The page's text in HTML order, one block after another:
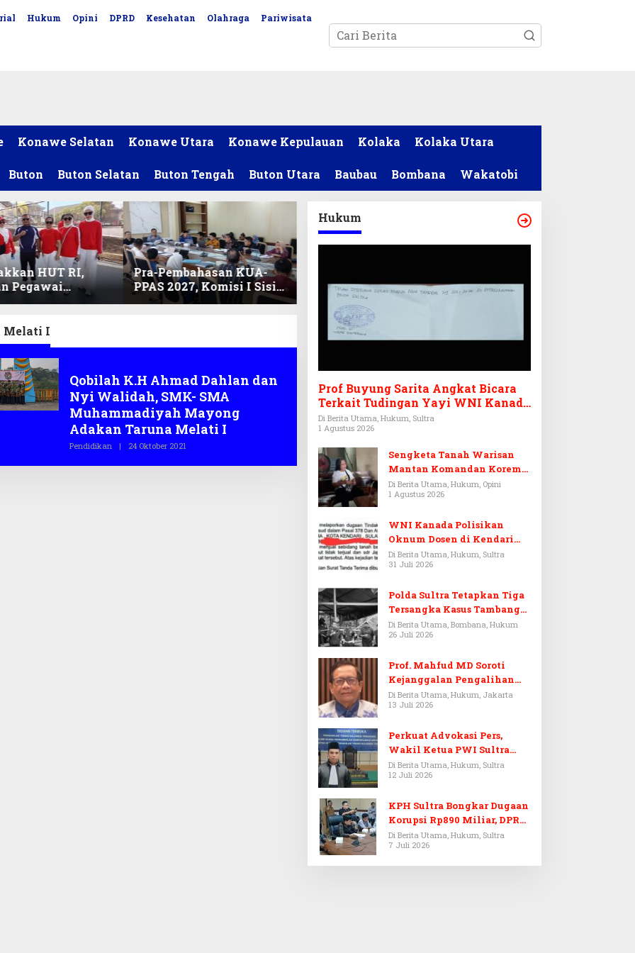
Hukum Opini DPRD Kesehatan Olahraga Pariwisata
Konawe Selatan Konawe Utara Konawe Kepulauan Kolaka Kolaka Utara
Buton Buton Selatan Buton Tengah Buton Utara Baubau Bombana Wakatobi
HUT RI,
Pegawai
DPRD Sultra
Pra-Pembahasan KUA-
PPAS 2027, Komisi I Sisir
Program Prioritas
Melati I
Qobilah K.H Ahmad Dahlan dan
Nyi Walidah, SMK- SMA
Muhammadiyah Mayong
Adakan Taruna Melati I
Pendidikan | 24 Oktober 2021
E
Hukum
Prof Buyung Sarita Angkat Bicara
Terkait Tudingan Yayi WNI Kanada
Ditagih Utang Rp3,6 Miliar
Di Berita Utama, Hukum, Sultra
1 Agustus 2026
Sengketa Tanah Warisan
Mantan Komandan Korem
143/HO, Ketika Warisan
Menjadi Arena Pemerasan
Di Berita Utama, Hukum, Opini
1 Agustus 2026
WNI Kanada Polisikan
Oknum Dosen di Kendari
Terkait Aset Puluhan Miliar
Di Berita Utama, Hukum, Sultra
31 Juli 2026
Polda Sultra Tetapkan Tiga
Tersangka Kasus Tambang
Emas Ilegal di Bombana
Di Berita Utama, Bombana, Hukum
26 Juli 2026
Prof. Mahfud MD Soroti
Kejanggalan Pengalihan
Penyelidikan Tersangka
Febrie Adriansyah
Di Berita Utama, Hukum, Jakarta
13 Juli 2026
Perkuat Advokasi Pers,
Wakil Ketua PWI Sultra
Resmi Dilantik Menjadi
Advokat PERADI
Di Berita Utama, Hukum, Sultra
12 Juli 2026
KPH Sultra Bongkar Dugaan
Korupsi Rp890 Miliar, DPRD
Sultra Gelar RDP
Di Berita Utama, Hukum, Sultra
7 Juli 2026